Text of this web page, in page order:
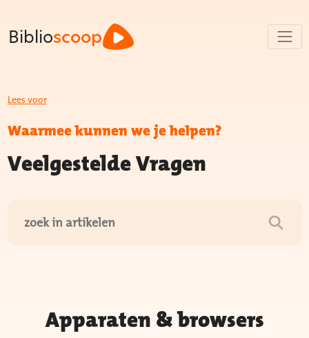
Biblioscoop
Lees voor
Waarmee kunnen we je helpen?
Veelgestelde Vragen
Apparaten & browsers